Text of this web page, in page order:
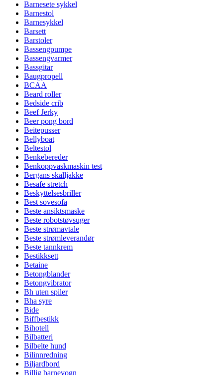
Barnesete sykkel
Barnestol
Barnesykkel
Barsett
Barstoler
Bassengpumpe
Bassengvarmer
Bassgitar
Baugpropell
BCAA
Beard roller
Bedside crib
Beef Jerky
Beer pong bord
Beitepusser
Bellyboat
Beltestol
Benkebereder
Benkoppvaskmaskin test
Bergans skalljakke
Besafe stretch
Beskyttelsesbriller
Best sovesofa
Beste ansiktsmaske
Beste robotstøvsuger
Beste strømavtale
Beste strømleverandør
Beste tannkrem
Bestikksett
Betaine
Betongblander
Betongvibrator
Bh uten spiler
Bha syre
Bide
Biffbestikk
Bihotell
Bilbatteri
Bilbelte hund
Bilinnredning
Biljardbord
Billig barnevogn